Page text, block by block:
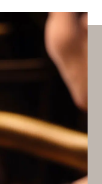
odbywa się na
licencji.
znaki
i nazwy
są własnością
towarowymi
LLC.